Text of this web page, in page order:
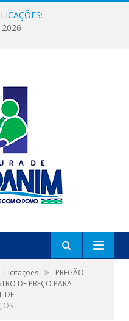
Licitações »
PREGÃO
DE PREÇO PARA
DE